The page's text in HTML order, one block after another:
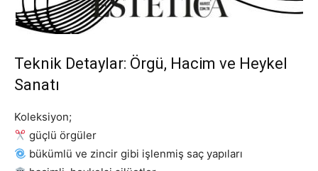
Teknik Detaylar: Örgü, Hacim ve Heykel
Sanatı
Koleksiyon;
güçlü örgüler
bükümlü ve zincir gibi işlenmiş saç yapıları